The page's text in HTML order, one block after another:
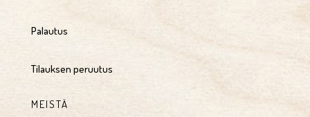
Palautus
Tilauksen peruutus
MEISTÄ